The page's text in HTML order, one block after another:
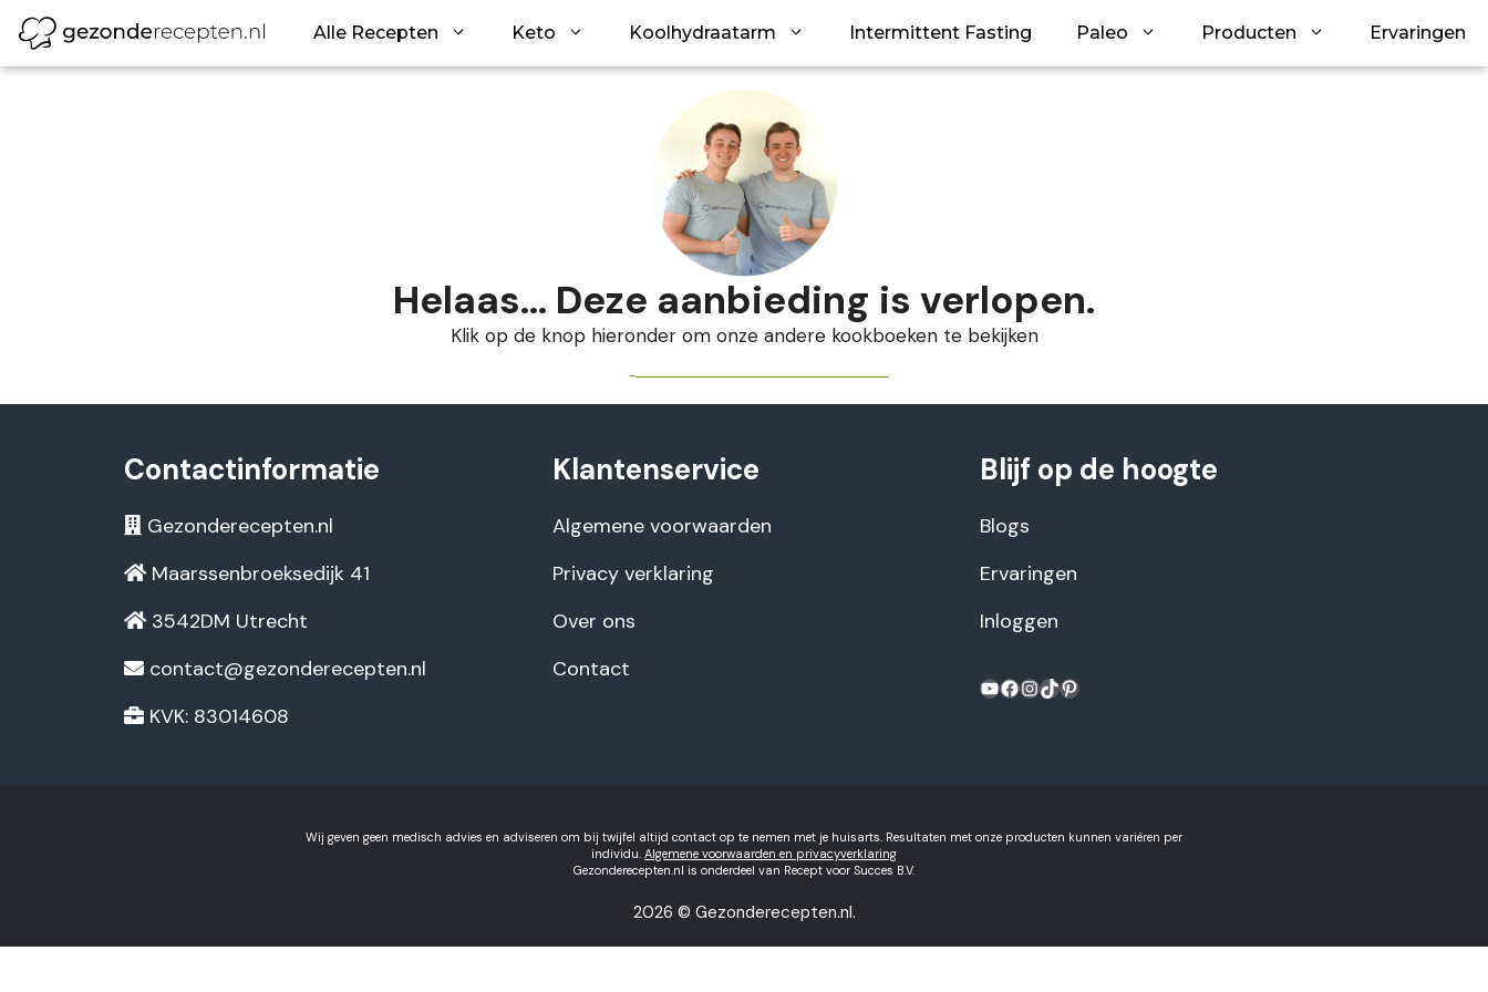
naar
de
Alle Recepten Keto Koolhydraatarm Intermittent Fasting Paleo Producten Ervaringen
Helaas... Deze aanbieding is verlopen.
Klik op de knop hieronder om onze andere kookboeken te bekijken
Contactinformatie
Gezonderecepten.nl
Maarssenbroeksedijk 41
3542DM Utrecht
contact@gezonderecepten.nl
KVK: 83014608
Klantenservice
Algemene voorwaarden
Privacy verklaring
Over ons
Contact
Blijf op de hoogte
Blogs
Ervaringen
Inloggen
Wij geven geen medisch advies en adviseren om bij twijfel altijd contact op te nemen met je huisarts. Resultaten met onze producten kunnen variëren per
individu. Algemene voorwaarden en privacyverklaring
Gezonderecepten.nl is onderdeel van Recept voor Succes B.V.
2026 © Gezonderecepten.nl.